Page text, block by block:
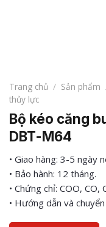
Trang chủ / Sản phẩm
thủy lực
Bộ kéo căng
DBT-M64
• Giao hàng: 3-5 ngày
• Bảo hành: 12 tháng.
• Chứng chỉ: COO, CO,
• Hướng dẫn và